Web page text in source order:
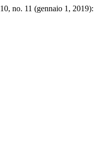
10, no. 11 (gennaio 1,